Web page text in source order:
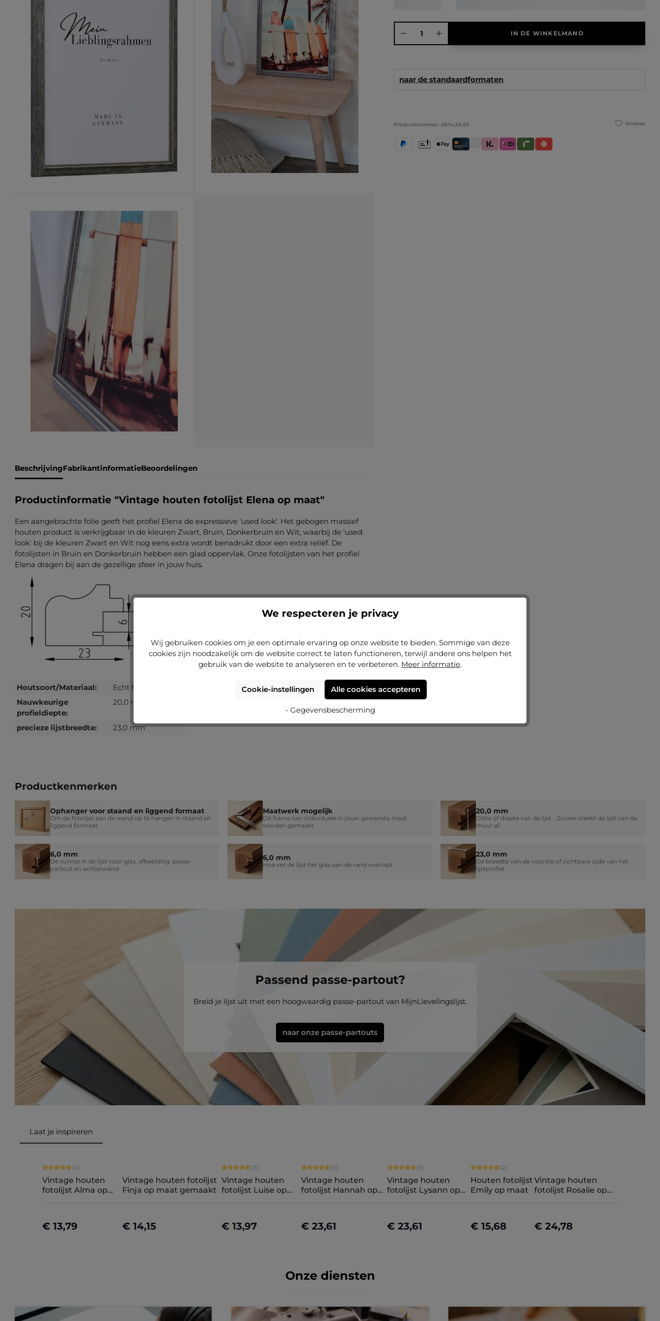
BeschrijvingFabrikantinformatieBeoordelingen
Productinformatie "Vintage houten fotolijst Elena op maat"
Een aangebrachte folie geeft het profiel Elena de expressieve 'used look'. Het gebogen massief
houten product is verkrijgbaar in de kleuren Zwart, Bruin, Donkerbruin en Wit, waarbij de 'used
look' bij de kleuren Zwart en Wit nog eens extra wordt benadrukt door een extra reliëf. De
fotolijsten in Bruin en Donkerbruin hebben een glad oppervlak. Onze fotolijsten van het profiel
Elena dragen bij aan de gezellige sfeer in jouw huis.
Houtsoort/Materiaal:
Echt hout, Grenen
Nauwkeurige
profieldiepte:
20,0 mm
precieze lijstbreedte: 23,0 mm
IN DE WINKELMAND
naar de standaardformaten
Merken
Productnummer:067x,SF,03
PayPal Apple PayCreditcard / Betaalpas
Klarna (Achteraf betalen / In delen betalen /
iDeal IN3
RivertySatispay
Vooruitbetaling
Productkenmerken
Ophanger voor staand en liggend formaat
Om de fotolijst aan de wand op te hangen in staand en
liggend formaat
Maatwerk mogelijk
Dit frame kan individueel in jouw gewenste maat
worden gemaakt.
20,0 mm
Dikte of diepte van de lijst - Zoveel steekt de lijst van de
muur af.
6,0 mm
De ruimte in de lijst voor glas, afbeelding, passe-
partout en achterwand
6,0 mm
Hoe ver de lijst het glas aan de rand overlapt
23,0 mm
De breedte van de voorste of zichtbare zijde van het
lijstprofiel.
Passend passe-partout?
Breid je lijst uit met een hoogwaardig passe-partout van MijnLievelingslijst.
naar onze passe-partouts
Laat je inspireren
Gemiddelde waardering van 5 van 5 sterren
(4)
Vintage houten
fotolijst Alma op
€ 13,79
Nu configureren
Vintage houten fotolijst
Finja op maat gemaakt
€ 14,15
Nu configureren
Gemiddelde waardering van 5 van 5 sterren
(2)
Vintage houten
fotolijst Luise op
€ 13,97
Nu configureren
Gemiddelde waardering van 5 van 5 sterren
(3)
Vintage houten
fotolijst Hannah op
€ 23,61
Nu configureren
Gemiddelde waardering van 5 van 5 sterren
(6)
Vintage houten
fotolijst Lysann op
€ 23,61
Nu configureren
Gemiddelde waardering van 5 van 5 sterren
(2)
Houten fotolijst
Emily op maat
€ 15,68
Nu configureren
Vintage houten
fotolijst Rosalie op
€ 24,78
Nu configureren
Onze diensten
We respecteren je privacy
Wij gebruiken cookies om je een optimale ervaring op onze website te bieden. Sommige van deze
cookies zijn noodzakelijk om de website correct te laten functioneren, terwijl andere ons helpen het
gebruik van de website te analyseren en te verbeteren. Meer informatie.
Cookie-instellingen Alle cookies accepteren
- Gegevensbescherming